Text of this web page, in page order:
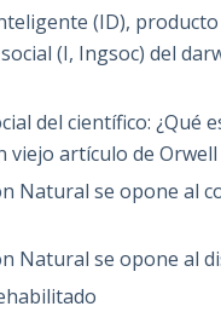
(ID), producto
(I, Ingsoc) del
del científico: ¿Qué
viejo artículo de Orwell
Natural se opone al
Natural se opone al